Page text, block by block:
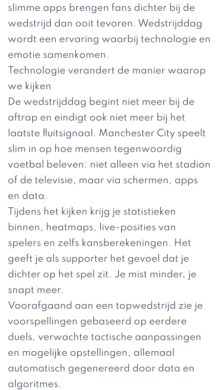
slimme apps brengen fans dichter bij de
wedstrijd dan ooit tevoren. Wedstrijddag
wordt een ervaring waarbij technologie en
emotie samenkomen.
Technologie verandert de manier waarop
we kijken
De wedstrijddag begint niet meer bij de
aftrap en eindigt ook niet meer bij het
laatste fluitsignaal. Manchester City speelt
slim in op hoe mensen tegenwoordig
voetbal beleven: niet alleen via het stadion
of de televisie, maar via schermen, apps
en data.
Tijdens het kijken krijg je statistieken
binnen, heatmaps, live-posities van
spelers en zelfs kansberekeningen. Het
geeft je als supporter het gevoel dat je
dichter op het spel zit. Je mist minder, je
snapt meer.
Voorafgaand aan een topwedstrijd zie je
voorspellingen gebaseerd op eerdere
duels, verwachte tactische aanpassingen
en mogelijke opstellingen, allemaal
automatisch gegenereerd door data en
algoritmes.